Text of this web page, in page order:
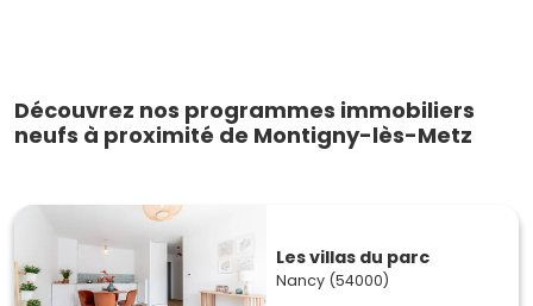
Découvrez nos programmes immobiliers
neufs à proximité de Montigny-lès-Metz
Les villas du parc
Nancy (54000)